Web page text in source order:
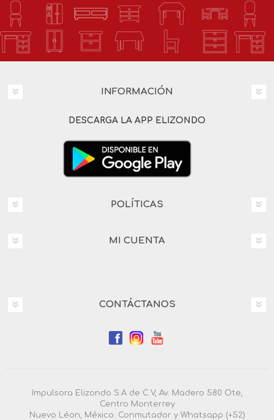
INFORMACIÓN
DESCARGA LA APP ELIZONDO
POLÍTICAS
MI CUENTA
CONTÁCTANOS
Impulsora Elizondo S.A de C.V, Av. Madero 580 Ote,
Centro Monterrey
Nuevo Léon, México. Conmutador y Whatsapp (+52)